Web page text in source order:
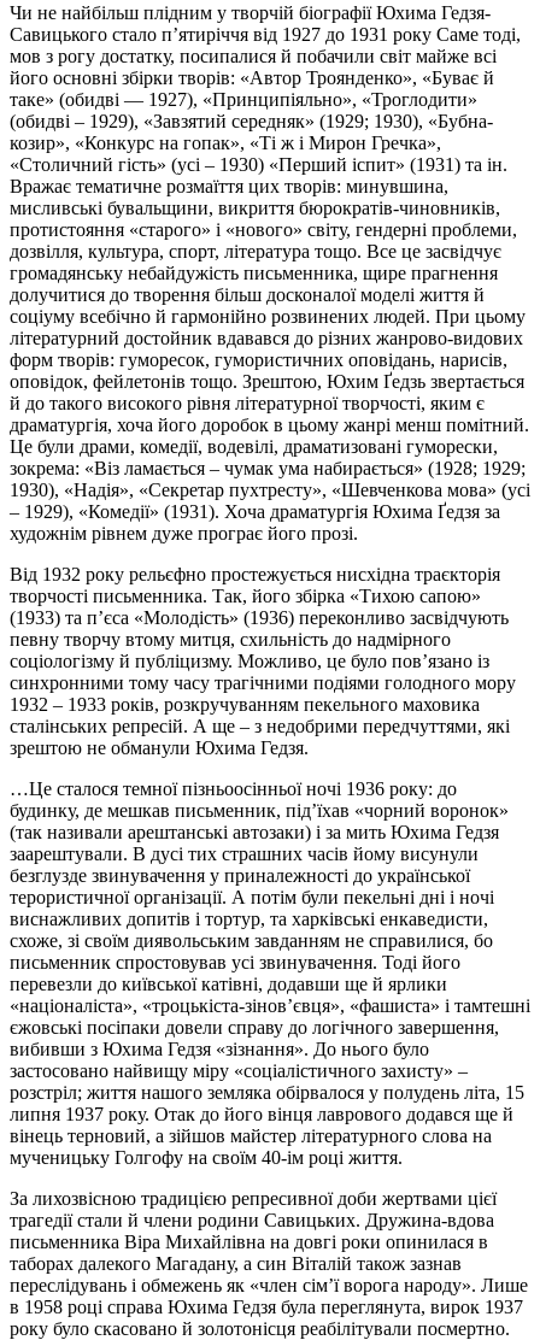
Чи не найбільш плідним у творчій біографії Юхима Гедзя-
Савицького стало п’ятиріччя від 1927 до 1931 року Саме тоді,
мов з рогу достатку, посипалися й побачили світ майже всі
його основні збірки творів: «Автор Троянденко», «Буває й
таке» (обидві — 1927), «Принципіяльно», «Троглодити»
(обидві – 1929), «Завзятий середняк» (1929; 1930), «Бубна-
козир», «Конкурс на гопак», «Ті ж і Мирон Гречка»,
«Столичний гість» (усі – 1930) «Перший іспит» (1931) та ін.
Вражає тематичне розмаїття цих творів: минувшина,
мисливські бувальщини, викриття бюрократів-чиновників,
протистояння «старого» і «нового» світу, гендерні проблеми,
дозвілля, культура, спорт, література тощо. Все це засвідчує
громадянську небайдужість письменника, щире прагнення
долучитися до творення більш досконалої моделі життя й
соціуму всебічно й гармонійно розвинених людей. При цьому
літературний достойник вдавався до різних жанрово-видових
форм творів: гуморесок, гумористичних оповідань, нарисів,
оповідок, фейлетонів тощо. Зрештою, Юхим Ґедзь звертається
й до такого високого рівня літературної творчості, яким є
драматургія, хоча його доробок в цьому жанрі менш помітний.
Це були драми, комедії, водевілі, драматизовані гуморески,
зокрема: «Віз ламається – чумак ума набирається» (1928; 1929;
1930), «Надія», «Секретар пухтресту», «Шевченкова мова» (усі
– 1929), «Комедії» (1931). Хоча драматургія Юхима Ґедзя за
художнім рівнем дуже програє його прозі.
Від 1932 року рельєфно простежується нисхідна траєкторія
творчості письменника. Так, його збірка «Тихою сапою»
(1933) та п’єса «Молодість» (1936) переконливо засвідчують
певну творчу втому митця, схильність до надмірного
соціологізму й публіцизму. Можливо, це було пов’язано із
синхронними тому часу трагічними подіями голодного мору
1932 – 1933 років, розкручуванням пекельного маховика
сталінських репресій. А ще – з недобрими передчуттями, які
зрештою не обманули Юхима Гедзя.
…Це сталося темної пізньоосінньої ночі 1936 року: до
будинку, де мешкав письменник, під’їхав «чорний воронок»
(так називали арештанські автозаки) і за мить Юхима Гедзя
заарештували. В дусі тих страшних часів йому висунули
безглузде звинувачення у приналежності до української
терористичної організації. А потім були пекельні дні і ночі
виснажливих допитів і тортур, та харківські енкаведисти,
схоже, зі своїм диявольським завданням не справилися, бо
письменник спростовував усі звинувачення. Тоді його
перевезли до київської катівні, додавши ще й ярлики
«націоналіста», «троцькіста-зінов’євця», «фашиста» і тамтешні
єжовські посіпаки довели справу до логічного завершення,
вибивши з Юхима Гедзя «зізнання». До нього було
застосовано найвищу міру «соціалістичного захисту» –
розстріл; життя нашого земляка обірвалося у полудень літа, 15
липня 1937 року. Отак до його вінця лаврового додався ще й
вінець терновий, а зійшов майстер літературного слова на
мученицьку Голгофу на своїм 40-ім році життя.
За лихозвісною традицією репресивної доби жертвами цієї
трагедії стали й члени родини Савицьких. Дружина-вдова
письменника Віра Михайлівна на довгі роки опинилася в
таборах далекого Магадану, а син Віталій також зазнав
переслідувань і обмежень як «член сім’ї ворога народу». Лише
в 1958 році справа Юхима Гедзя була переглянута, вирок 1937
року було скасовано й золотонісця реабілітували посмертно.